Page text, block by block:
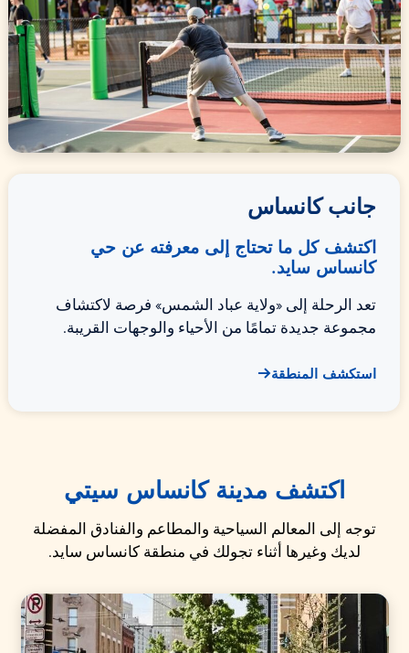
جانب كانساس
اكتشف كل ما تحتاج إلى معرفته عن حي
كانساس سايد.
تعد الرحلة إلى «ولاية عباد الشمس» فرصة لاكتشاف
مجموعة جديدة تمامًا من الأحياء والوجهات القريبة.
استكشف المنطقة
اكتشف مدينة كانساس سيتي
توجه إلى المعالم السياحية والمطاعم والفنادق المفضلة
لديك وغيرها أثناء تجولك في منطقة كانساس سايد.